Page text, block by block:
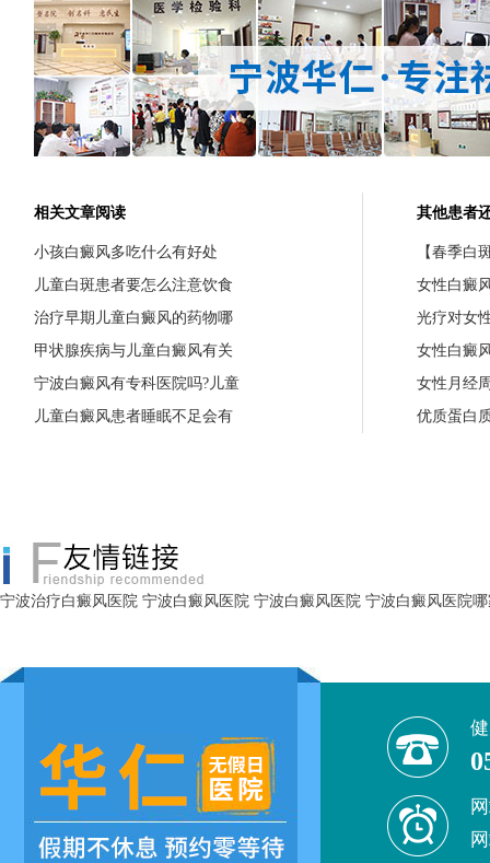
相关文章阅读
小孩白癜风多吃什么有好处
儿童白斑患者要怎么注意饮食
治疗早期儿童白癜风的药物哪
甲状腺疾病与儿童白癜风有关
宁波白癜风有专科医院吗?儿童
儿童白癜风患者睡眠不足会有
其他患者
【春季白
女性白癜
光疗对女
女性白癜
女性月经
优质蛋白
宁波治疗白癜风医院 宁波白癜风医院 宁波白癜风医院 宁波白癜风医院